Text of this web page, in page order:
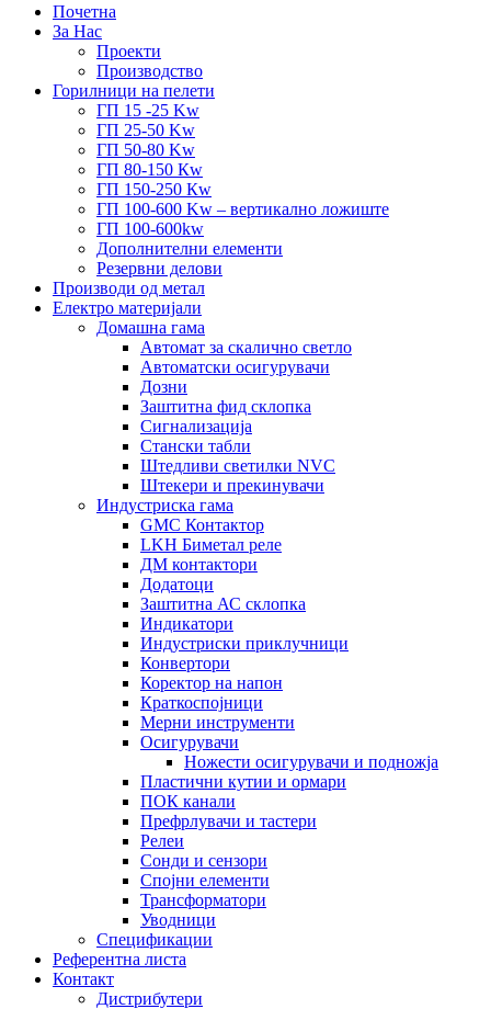
Почетна
За Нас
Проекти
Производство
Горилници на пелети
ГП 15 -25 Kw
ГП 25-50 Kw
ГП 50-80 Kw
ГП 80-150 Кw
ГП 150-250 Кw
ГП 100-600 Kw – вертикално ложиште
ГП 100-600kw
Дополнителни елементи
Резервни делови
Производи од метал
Електро материјали
Домашна гама
Автомат за скалично светло
Автоматски осигурувачи
Дозни
Заштитна фид склопка
Сигнализација
Стански табли
Штедливи светилки NVC
Штекери и прекинувачи
Индустриска гама
GMC Контактор
LKH Биметал реле
ДМ контактори
Додатоци
Заштитна АС склопка
Индикатори
Индустриски приклучници
Конвертори
Коректор на напон
Краткоспојници
Мерни инструменти
Осигурувачи
Ножести осигурувачи и подножја
Пластични кутии и ормари
ПОК канали
Префрлувачи и тастери
Релеи
Сонди и сензори
Спојни елементи
Трансформатори
Уводници
Спецификации
Референтна листа
Контакт
Дистрибутери